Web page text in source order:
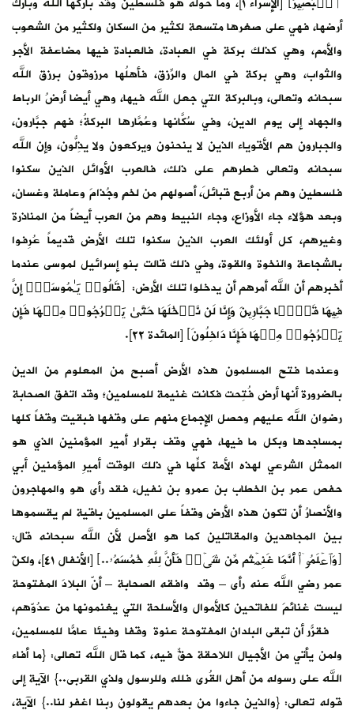
أرضها، فهي على صغرها متسعة لكثير من السكان ولكثير من الشعوب
والأمم، وهي كذلك بركة في العبادة، فالعبادة فيها مضاعفة الأجر
والثواب، وهي بركة في المال والرِّزق، فأهلُها مرزوقون برزق الله
سبحانه وتعالى، وبالبركة التي جعل الله فيها، وهي أيضا أرضُ الرباط
والجهاد إلى يوم الدين، وفي سُكَّانها وعُمَّارها البركةُ؛ فهم جبَّارون،
والجبارون هم الأقوياء الذين لا ينحنون ويركعون ولا يذِلُّون، وإن الله
سبحانه وتعالى فطرهم على ذلك، فالعرب الأوائل الذين سكنوا
فلسطين وهم من أربع قبائلَ، أصولهم من لخمٍ وجُذامَ وعاملة وغسان،
وبعد هؤلاء جاء الأوزاع، وجاء النبيط وهم من العرب أيضاً من المناذرة
وغيرهم، كل أولئك العرب الذين سكنوا تلك الأرض قديماً عُرِفوا
بالشجاعة والنخوة والقوة، وفي ذلك قالت بنو إسرائيل لموسى عندما
أخبرهم أن الله أمرهم أن يدخلوا تلك الأرض: ﴿قَالُوا۟ یَـٰمُوسَىٰۤ إِنَّ
فِیهَا قَوۡمࣰا جَبَّارِینَ وَإِنَّا لَن نَّدۡخُلَهَا حَتَّىٰ یَخۡرُجُوا۟ مِنۡهَا فَإِن
یَخۡرُجُوا۟ مِنۡهَا فَإِنَّا دَ ا⁠خِلُونَ﴾ [المائدة ٢٢].
وعندما فتح المسلمون هذه الأرض أصبح من المعلوم من الدين
بالضرورة أنها أرض فُتِحت فكانت غنيمة للمسلمين؛ وقد اتفق الصحابة
رضوان الله عليهم وحصل الإجماع منهم على وقفها فبقيت وقفاً كلها
بمساجدها وبكل ما فيها، فهي وقف بقرار أمير المؤمنين الذي هو
الممثل الشرعي لهذه الأمة كلِّها في ذلك الوقت أميرِ المؤمنين أبي
حفص عمر بن الخطاب بن عمرو بن نفيل، فقد رأى هو والمهاجرون
والأنصارُ أن تكون هذه الأرض وقفاً على المسلمين باقية لم يقسموها
بين المجاهدين والمقاتلين كما هو الأصل لأن الله سبحانه قال:
﴿وَٱعۡلَمُوۤا۟ أَنَّمَا غَنِمۡتُم مِّن شَیۡءࣲ فَأَنَّ لِلَّهِ خُمُسَهُۥ..﴾ [الأنفال ٤١]، ولكنّ
عمر رضي الله عنه رأى – وقد وافقه الصحابة – أنّ البلادَ المفتوحة
ليست غنائمَ للفاتحين كالأموال والأسلحة التي يغنمونها من عدُوّهم،
فقرّر أن تبقى البلدان المفتوحة عنوةً وقفا وفيئا عامًّا للمسلمين،
ولمن يأتي من الأجيال اللاحقة حقٌّ فيه، كما قال الله تعالى: {ما أفاء
الله على رسوله من أهل القُرى فلله وللرسول ولذي القربى..} الآية إلى
قوله تعالى: {والذين جاءوا من بعدهم يقولون ربنا اغفر لنا..} الآية،